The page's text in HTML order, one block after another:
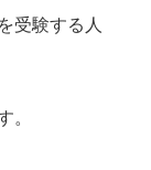
受験する人
。